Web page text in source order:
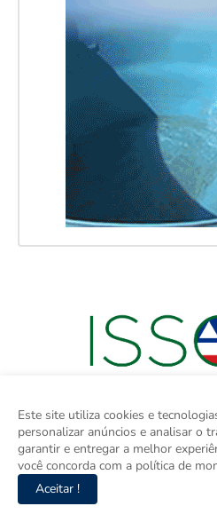
Este site utiliza cookies e
personalizar anúncios e analisar o
garantir e entregar a melhor
você concorda com a política de
Aceitar !